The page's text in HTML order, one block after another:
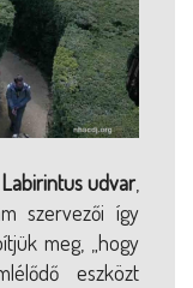
Labirintus udvar
szervezői így
meg, „hogy
eszközt